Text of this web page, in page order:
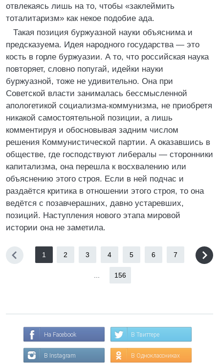
отвлекаясь лишь на то, чтобы «заклеймить
тоталитаризм» как некое подобие ада.
Такая позиция буржуазной науки объяснима и
предсказуема. Идея народного государства — это
кость в горле буржуазии. А то, что российская наука
повторяет, словно попугай, идейки науки
буржуазной, тоже не удивительно. Она при
Советской власти занималась бессмысленной
апологетикой социализма-коммунизма, не приобретя
никакой самостоятельной позиции, а лишь
комментируя и обосновывая задним числом
решения Коммунистической партии. А оказавшись в
обществе, где господствуют либералы — сторонники
капитализма, она перешла к восхвалению или
объяснению этого строя. Если в ней подчас и
раздаётся критика в отношении этого строя, то она
ведётся с позавчерашних, давно устаревших,
позиций. Наступления нового этапа мировой
истории она не заметила.
1 2 3 4 5 6 7
156
На Facebook В Твиттере
В Instagram В Одноклассниках